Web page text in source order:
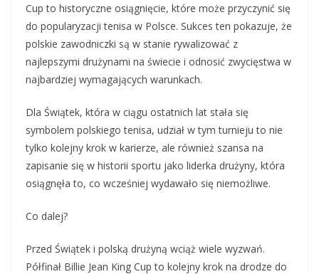
Cup to historyczne osiągnięcie, które może przyczynić się
do popularyzacji tenisa w Polsce. Sukces ten pokazuje, że
polskie zawodniczki są w stanie rywalizować z
najlepszymi drużynami na świecie i odnosić zwycięstwa w
najbardziej wymagających warunkach.
Dla Świątek, która w ciągu ostatnich lat stała się
symbolem polskiego tenisa, udział w tym turnieju to nie
tylko kolejny krok w karierze, ale również szansa na
zapisanie się w historii sportu jako liderka drużyny, która
osiągnęła to, co wcześniej wydawało się niemożliwe.
Co dalej?
Przed Świątek i polską drużyną wciąż wiele wyzwań.
Półfinał Billie Jean King Cup to kolejny krok na drodze do